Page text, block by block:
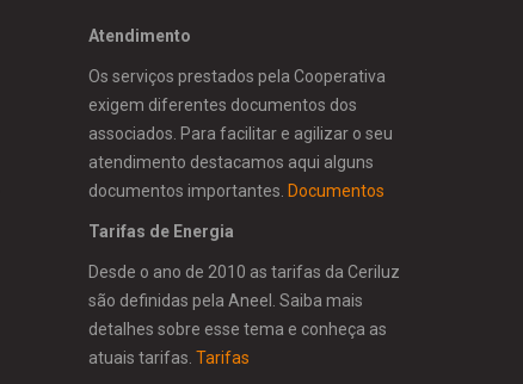
Atendimento
Os serviços prestados pela Cooperativa
exigem diferentes documentos dos
associados. Para facilitar e agilizar o seu
atendimento destacamos aqui alguns
documentos importantes. Documentos
Tarifas de Energia
Desde o ano de 2010 as tarifas da Ceriluz
são definidas pela Aneel. Saiba mais
detalhes sobre esse tema e conheça as
atuais tarifas. Tarifas